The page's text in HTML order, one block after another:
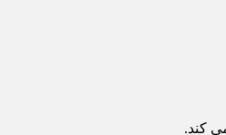
کند.